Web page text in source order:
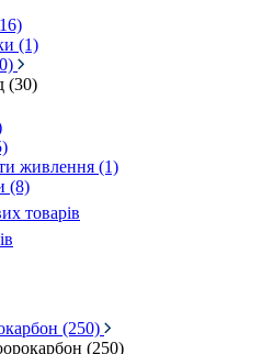
(1)
(30)
живлення (1)
(8)
товарів
(250)
(250)